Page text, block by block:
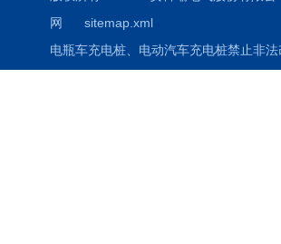
网
sitemap.xml
电瓶车充电桩、电动汽车充电桩禁止非法